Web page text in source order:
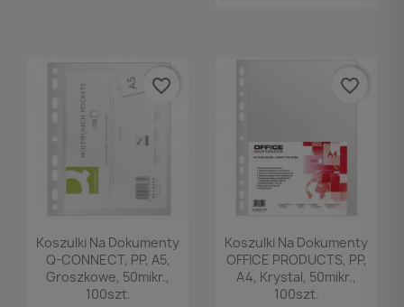
 Podgląd
Koszulki Na Dokumenty
Q-CONNECT, PP, A5,
Groszkowe, 50mikr.,
100szt.
favorite_border
 Podgląd
Koszulki Na Dokumenty
OFFICE PRODUCTS, PP,
A4, Krystal, 50mikr.,
100szt.
favorite_border